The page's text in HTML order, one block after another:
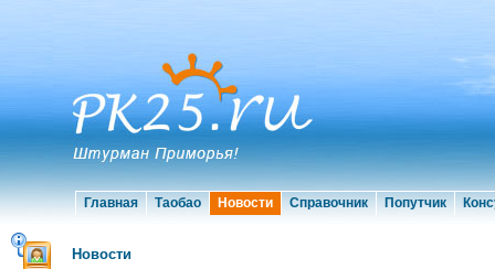
Главная Таобао Новости Справочник Попутчик
Новости